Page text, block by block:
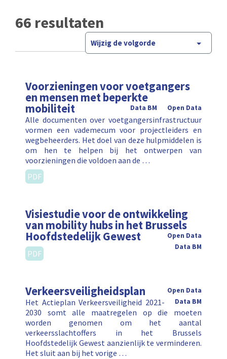
66 resultaten
Wijzig de volgorde
Voorzieningen voor voetgangers
en mensen met beperkte
mobiliteit Open Data
Data BM
Alle documenten over voetgangersinfrastructuur
vormen een vademecum voor projectleiders en
wegbeheerders. Het doel van deze hulpmiddelen is
om hen te helpen bij het ontwerpen van
voorzieningen die voldoen aan de …
PDF
Visiestudie voor de ontwikkeling
van mobility hubs in het Brussels
Hoofdstedelijk Gewest
Open Data
Data BM
PDF
Verkeersveiligheidsplan
Open Data
Data BM
Het Actieplan Verkeersveiligheid 2021-
2030 somt alle maatregelen op die moeten
worden genomen om het aantal
verkeersslachtoffers in het Brussels
Hoofdstedelijk Gewest aanzienlijk te verminderen.
Het sluit aan bij het vorige …